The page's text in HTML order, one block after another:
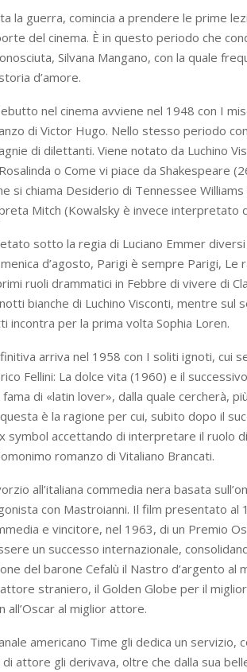
la guerra, comincia a prendere le prime
del cinema. È in questo periodo che
Silvana Mangano, con la quale
d’amore.
nel cinema avviene nel 1948 con I
di Victor Hugo. Nello stesso periodo
di dilettanti. Viene notato da Luchino
o Come vi piace da Shakespeare
si chiama Desiderio di Tennessee
Mitch (Kowalsky è invece interpretato
sotto la regia di Luciano Emmer
d’agosto, Parigi è sempre Parigi, Le
ruoli drammatici in Febbre di vivere di
bianche di Luchino Visconti, mentre sul
incontra per la prima volta Sophia Loren.
arriva nel 1958 con I soliti ignoti, cui
Fellini: La dolce vita (1960) e il
di «latin lover», dalla quale cercherà,
è la ragione per cui, subito dopo il
symbol accettando di interpretare il ruolo
romanzo di Vitaliano Brancati.
all’italiana commedia nera basata
con Mastroianni. Il film presentato al
e vincitore, nel 1963, di un Premio
un successo internazionale,
del barone Cefalù il Nastro d’argento
straniero, il Golden Globe per il
all’Oscar al miglior attore.
americano Time gli dedica un servizio,
di attore gli derivava, oltre che dalla sua